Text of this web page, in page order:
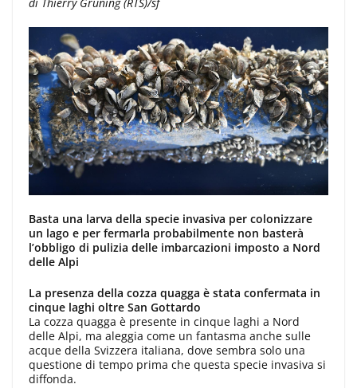
Basta una larva della specie invasiva per colonizzare
un lago e per fermarla probabilmente non basterà
l’obbligo di pulizia delle imbarcazioni imposto a Nord
delle Alpi
La presenza della cozza quagga è stata confermata in
cinque laghi oltre San Gottardo
La cozza quagga è presente in cinque laghi a Nord
delle Alpi, ma aleggia come un fantasma anche sulle
acque della Svizzera italiana, dove sembra solo una
questione di tempo prima che questa specie invasiva si
diffonda.